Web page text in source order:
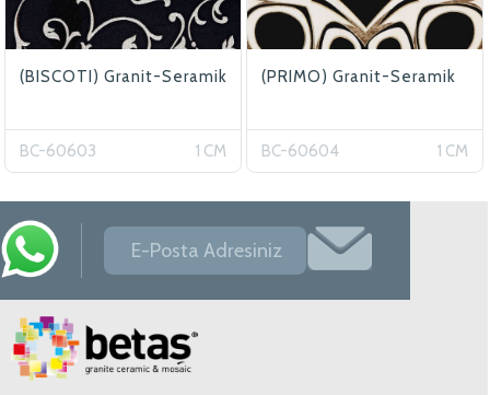
(BISCOTI) Granit-Seramik
BC-60603 1 CM
(PRIMO) Granit-Seramik
BC-60604 1 CM